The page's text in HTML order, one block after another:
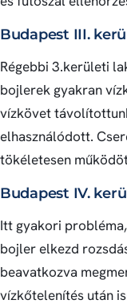
Budapest III.
Régebbi 3.kerületi
bojlerek gyakran
vízkövet
elhasználódott.
tökéletesen
Budapest IV.
Itt gyakori
bojler elkezd
beavatkozva
vízkőtelenítés után